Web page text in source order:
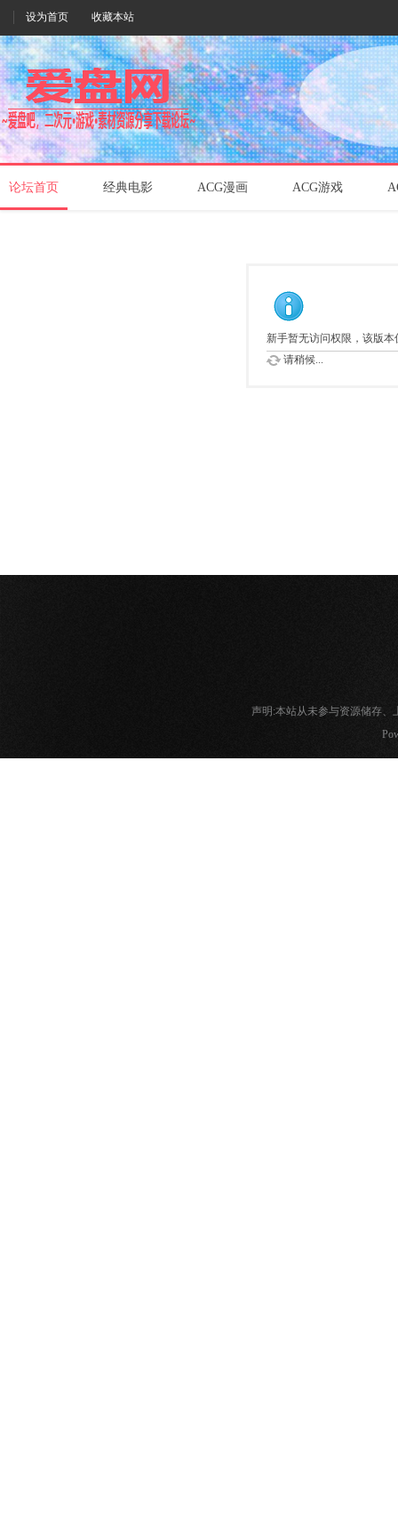
设为首页 收藏本站
论坛首页 经典电影 ACG漫画 ACG游戏
新手暂无访问权限，该版
请稍候...
声明:本站从未参与资源储存、